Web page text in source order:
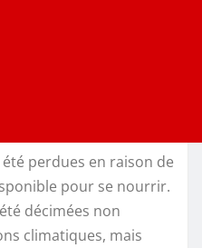
perdues en raison de
pour se nourrir.
décimées non
climatiques, mais